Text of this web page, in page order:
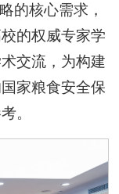
的核心需求，
的权威专家学
交流，为构建
家粮食安全保
。